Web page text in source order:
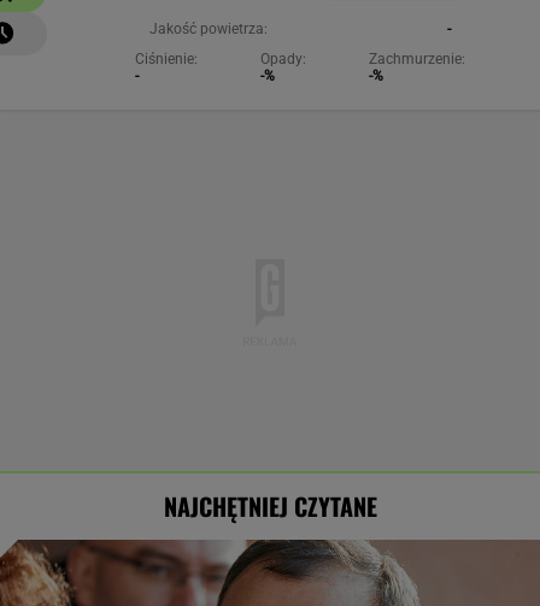
Jakość powietrza:
-
Ciśnienie:
-
Opady:
-%
Zachmurzenie:
-%
NAJCHĘTNIEJ CZYTANE